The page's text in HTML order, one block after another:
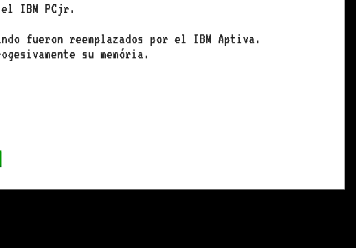
IBM PCjr.
fueron reemplazados por el IBM Aptiva.
su memória.